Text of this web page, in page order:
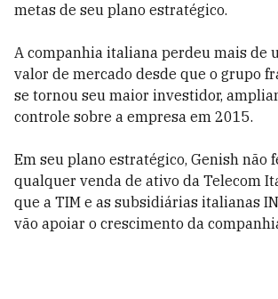
metas de seu plano estratégico.
A companhia italiana perdeu mais de
valor de mercado desde que o grupo
se tornou seu maior investidor,
controle sobre a empresa em 2015.
Em seu plano estratégico, Genish não
qualquer venda de ativo da Telecom
que a TIM e as subsidiárias italianas
vão apoiar o crescimento da